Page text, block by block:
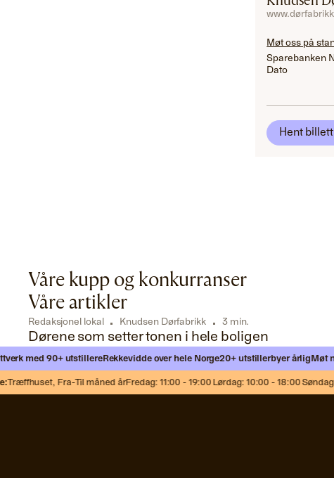
Møt oss på
Sparebanken
Dato
Hent billett
Våre kupp og konkurranser
Våre artikler
Redaksjonel lokal Knudsen Dørfabrikk 3 min.
Dørene som setter tonen i hele boligen
med 90+ utstillere Rekkevidde over hele Norge20+ utstillerbyer årligMøt nye
Fra-Til måned årFredag: 11:00 - 19:00 Lørdag: 10:00 - 18:00 Søndag: